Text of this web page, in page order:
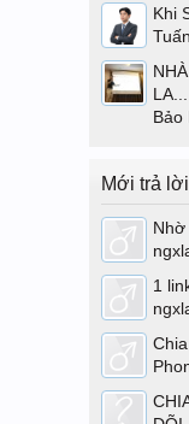
Khi
LA...
Bảo
Mới trả lời
Nhờ
1